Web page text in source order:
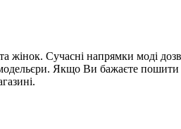
жінок. Сучасні напрямки моді
Якщо Ви бажаєте